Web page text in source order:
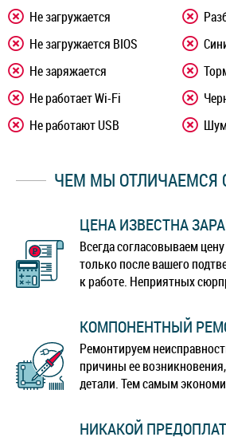
Не загружается
Не загружается BIOS
Не заряжается
Не работает Wi-Fi
Не работают USB
ЧЕМ МЫ ОТЛИЧАЕМСЯ
ЦЕНА ИЗВЕСТНА
Всегда согласовываем
только после вашего
к работе. Неприятных
КОМПОНЕНТНЫЙ
Ремонтируем
причины ее
детали. Тем самым
НИКАКОЙ